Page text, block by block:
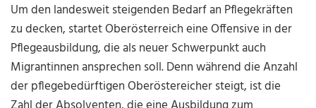
Um den landesweit steigenden Bedarf an Pflegekräften
zu decken, startet Oberösterreich eine Offensive in der
Pflegeausbildung, die als neuer Schwerpunkt auch
Migrantinnen ansprechen soll. Denn während die Anzahl
der pflegebedürftigen Oberöstereicher steigt, ist die